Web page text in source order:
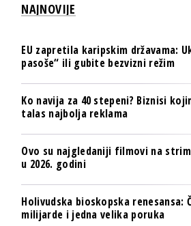
NAJNOVIJE
EU zapretila karipskim državama:
pasoše“ ili gubite bezvizni režim
Ko navija za 40 stepeni? Biznisi
talas najbolja reklama
Ovo su najgledaniji filmovi na
u 2026. godini
Holivudska bioskopska
milijarde i jedna velika poruka